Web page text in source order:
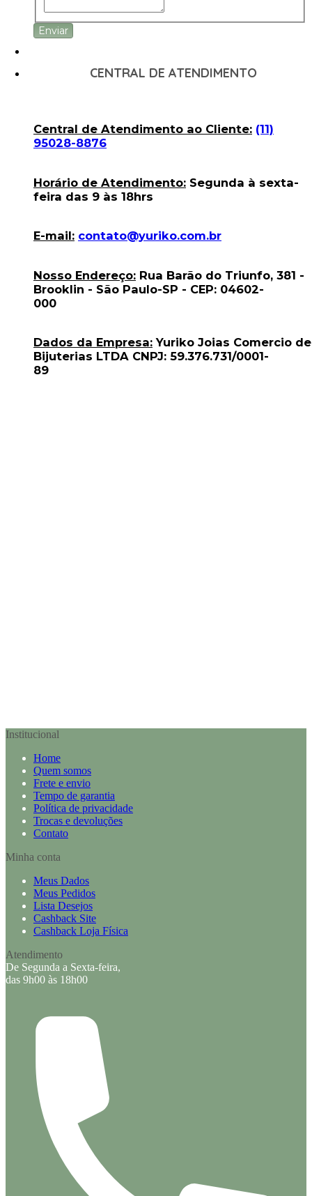
Enviar
CENTRAL DE ATENDIMENTO
Central de Atendimento ao Cliente: (11)
95028-8876
Horário de Atendimento: Segunda à sexta-
feira das 9 às 18hrs
E-mail: contato@yuriko.com.br
Nosso Endereço: Rua Barão do Triunfo, 381 -
Brooklin - São Paulo-SP - CEP: 04602-
000
Dados da Empresa: Yuriko Joias Comercio de
Bijuterias LTDA CNPJ: 59.376.731/0001-
89
Institucional
Home
Quem somos
Frete e envio
Tempo de garantia
Política de privacidade
Trocas e devoluções
Contato
Minha conta
Meus Dados
Meus Pedidos
Lista Desejos
Cashback Site
Cashback Loja Física
Atendimento
De Segunda a Sexta-feira,
das 9h00 às 18h00